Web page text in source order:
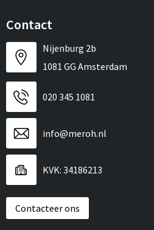
Contact
Nijenburg 2b
1081 GG Amsterdam
020 345 1081
info@meroh.nl
KVK: 34186213
Contacteer ons